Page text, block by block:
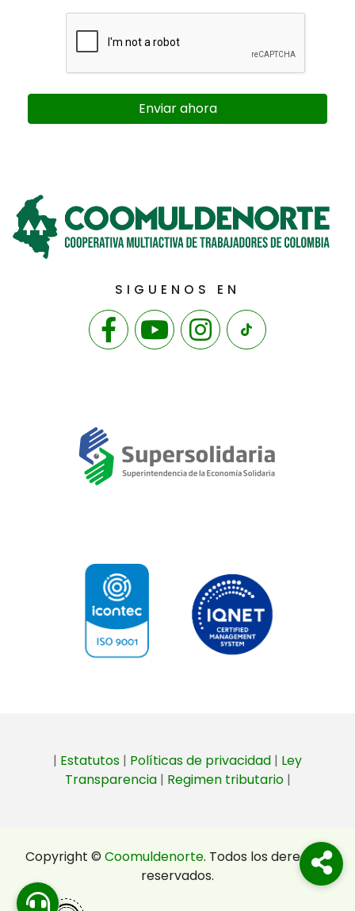
Enviar ahora
SIGUENOS EN
| Estatutos | Políticas de privacidad | Ley
Transparencia | Regimen tributario |
Copyright © Coomuldenorte. Todos los derechos
reservados.